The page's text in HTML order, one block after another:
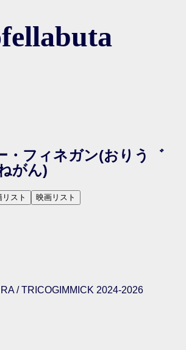
・フィネガン(おりう゛
がん)
リスト 映画リスト
/ TRICOGIMMICK 2024-2026